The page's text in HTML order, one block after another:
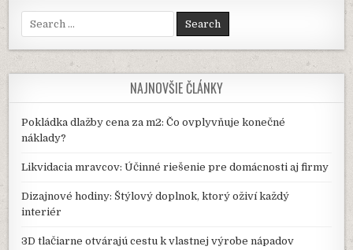
for:
NAJNOVŠIE ČLÁNKY
Pokládka dlažby cena za m2: Čo ovplyvňuje konečné
náklady?
Likvidacia mravcov: Účinné riešenie pre domácnosti aj firmy
Dizajnové hodiny: Štýlový doplnok, ktorý oživí každý
interiér
3D tlačiarne otvárajú cestu k vlastnej výrobe nápadov